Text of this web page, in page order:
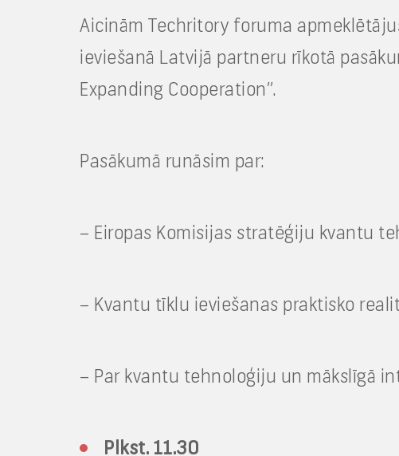
Aicinām Techritory foruma
ieviešanā Latvijā partneru rīkotā
Expanding Cooperation”.
Pasākumā runāsim par:
– Eiropas Komisijas stratēģiju kvantu
– Kvantu tīklu ieviešanas praktisko
– Par kvantu tehnoloģiju un mākslīgā
Plkst. 11.30